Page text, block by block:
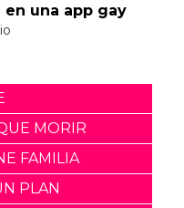
en una app gay
MORIR
FAMILIA
PLAN